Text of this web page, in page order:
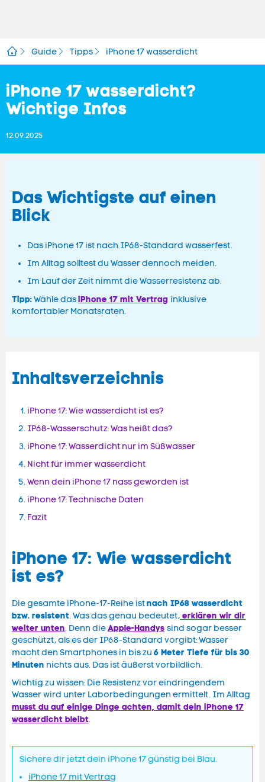
Guide Tipps iPhone 17 wasserdicht
iPhone 17 wasserdicht?
Wichtige Infos
12.09.2025
Das Wichtigste auf einen
Blick
Das iPhone 17 ist nach IP68-Standard wasserfest.
Im Alltag solltest du Wasser dennoch meiden.
Im Lauf der Zeit nimmt die Wasserresistenz ab.
Tipp:Wähle dasiPhone 17 mit Vertrag inklusive
komfortabler Monatsraten.
Inhaltsverzeichnis
iPhone 17: Wie wasserdicht ist es?
IP68-Wasserschutz: Was heißt das?
iPhone 17: Wasserdicht nur im Süßwasser
Nicht für immer wasserdicht
Wenn dein iPhone 17 nass geworden ist
iPhone 17: Technische Daten
Fazit
iPhone 17: Wie wasserdicht
ist es?
Die gesamte iPhone-17-Reihe istnach IP68 wasserdicht
bzw. resistent. Was das genau bedeutet, erklären wir dir
weiter unten. Denn dieApple-Handys sind sogar besser
geschützt, als es der IP68-Standard vorgibt: Wasser
macht den Smartphones in bis zu 6 Meter Tiefe für bis 30
Minuten nichts aus. Das ist äußerst vorbildlich.
Wichtig zu wissen: Die Resistenz vor eindringendem
Wasser wird unter Laborbedingungen ermittelt. Im Alltag
musst du auf einige Dinge achten, damit dein iPhone 17
wasserdicht bleibt.
Sichere dir jetzt dein iPhone 17 günstig bei Blau.
iPhone 17 mit Vertrag